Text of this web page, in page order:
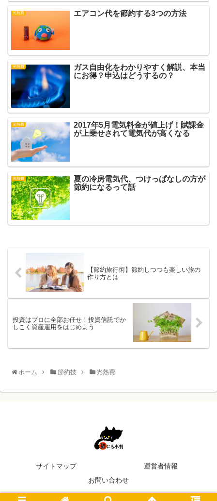
光熱費 エアコン代を節約する3つの方法
光熱費
ガス自由化をわかりやすく解説、本当
にお得？申込はどうするの？
光熱費
2017年5月電気料金が値上げ！賦課金
が上乗せされて電気代が高くなる
光熱費
夏の冷房電気代、つけっぱなしの方が
節約になるって話
【節約旅行術】節約しつつも楽しい旅の
作り方とは
投資はプロに全部お任せ！投資信託でか
しこく資産運用をはじめよう
ホーム 節約技 光熱費
サイトマップ
運営者情報
お問い合わせ
© 2017 猫にも小判.